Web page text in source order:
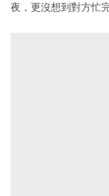
夜，更沒想到對方忙